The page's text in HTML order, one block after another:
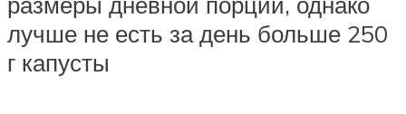
лучше не есть за день больше 250
г капусты